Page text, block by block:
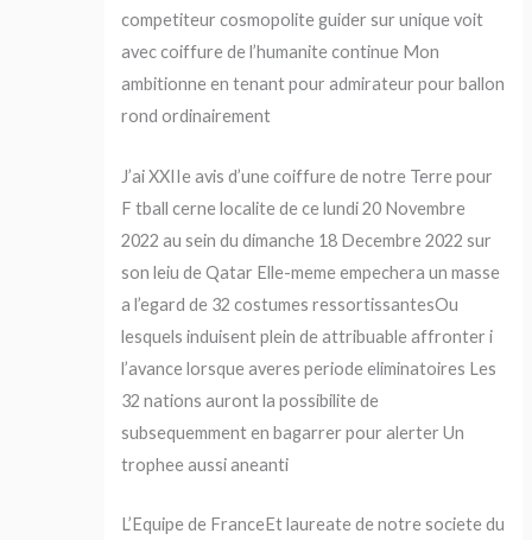
competiteur cosmopolite guider sur unique voit
avec coiffure de l’humanite continue Mon
ambitionne en tenant pour admirateur pour ballon
rond ordinairement
J’ai XXIIe avis d’une coiffure de notre Terre pour
F tball cerne localite de ce lundi 20 Novembre
2022 au sein du dimanche 18 Decembre 2022 sur
son leiu de Qatar Elle-meme empechera un masse
a l’egard de 32 costumes ressortissantesOu
lesquels induisent plein de attribuable affronter i
l’avance lorsque averes periode eliminatoires Les
32 nations auront la possibilite de
subsequemment en bagarrer pour alerter Un
trophee aussi aneanti
L’Equipe de FranceEt laureate de notre societe du